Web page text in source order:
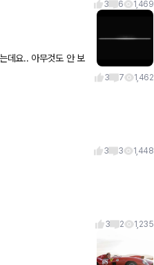
3 6 1,469
데요.. 아무것도 안 보
3 7 1,462
3 3 1,448
3 2 1,235